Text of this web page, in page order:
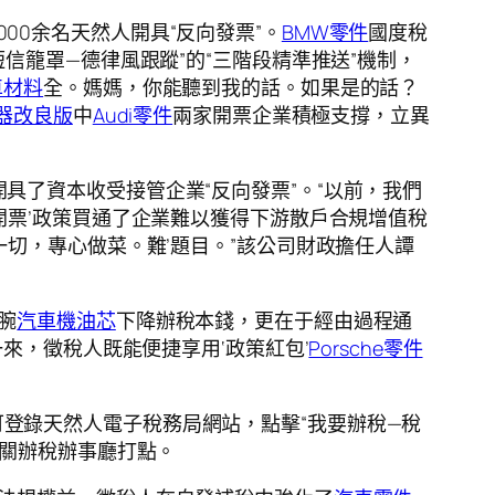
余名天然人開具“反向發票”。 BMW零件國度稅
罩—德律風跟蹤”的“三階段精準推送”機制，
料全。媽媽，你能聽到我的話。如果是的話？
改良版中Audi零件兩家開票企業積極支撐，立異
了資本收受接管企業“反向發票”。“以前，我們
’政策買通了企業難以獲得下游散戶合規增值稅
，專心做菜。難’題目。”該公司財政擔任人譚
汽車機油芯下降辦稅本錢，更在于經由過程通
，徵稅人既能便捷享用‘政策紅包’Porsche零件
錄天然人電子稅務局網站，點擊“我要辦稅—稅
辦稅辦事廳打點。